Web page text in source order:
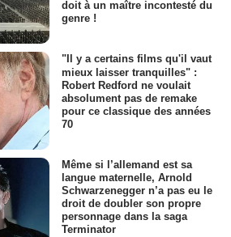
doit à un maître incontesté du
genre !
"Il y a certains films qu'il vaut
mieux laisser tranquilles" :
Robert Redford ne voulait
absolument pas de remake
pour ce classique des années
70
Même si l’allemand est sa
langue maternelle, Arnold
Schwarzenegger n’a pas eu le
droit de doubler son propre
personnage dans la saga
Terminator